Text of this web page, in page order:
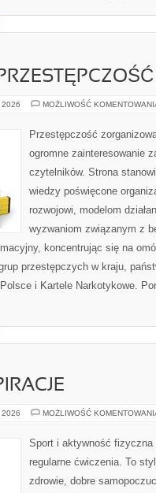
2026 MOŻLIWOŚĆ
Przestępczość
ogromne zainteresowanie
czytelników. Strona
wiedzy poświęcone
rozwojowi, modelom
wyzwaniom związanym z
koncentrując się na
przestępczych w kraju,
i Kartele Narkotykowe.
2026 MOŻLIWOŚĆ
Sport i aktywność
regularne ćwiczenia. To
zdrowie, dobre